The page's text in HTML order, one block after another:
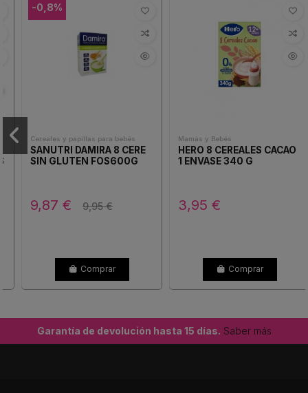
-0,8%
Cereales y papillas para bebés
SANUTRI DAMIRA 8 CERE
SIN GLUTEN FOS600G
9,87 € 9,95 €
Comprar
Mamás y Bebés
HERO 8 CEREALES CACAO
1 ENVASE 340 G
3,95 €
Comprar
Garantía de devolución hasta 15 días. Saber más